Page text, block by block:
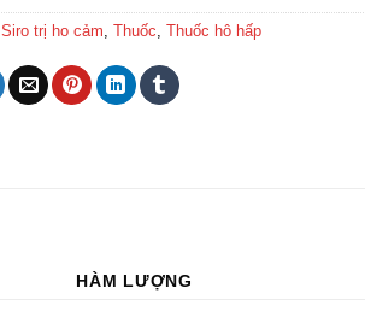
Siro trị ho cảm, Thuốc, Thuốc hô hấp
HÀM LƯỢNG